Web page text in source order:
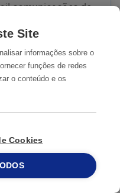
comunicações de
215 913 019
Site
informações sobre o
funções de redes
o conteúdo e os
Cookies